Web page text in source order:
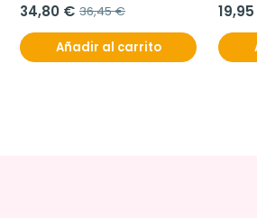
34,80 € 36,45 €
Añadir al carrito